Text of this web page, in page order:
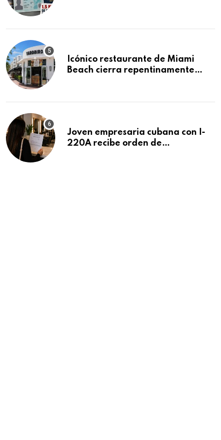
Icónico restaurante de Miami
Beach cierra repentinamente
Joven empresaria cubana con I-
220A recibe orden de